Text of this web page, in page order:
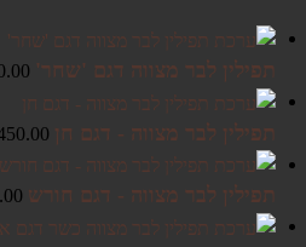
תפילין לבר מצווה דגם 'שחר'
תפילין לבר מצווה - דגם חן
תפילין לבר מצווה - דגם חורש